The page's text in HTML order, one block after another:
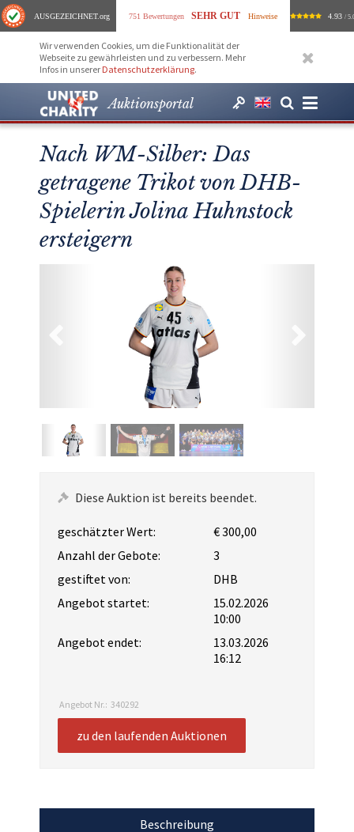
AUSGEZEICHNET.org 751 Bewertungen SEHR GUT Hinweise 4.93 /
Wir verwenden Cookies, um die Funktionalität der
Webseite zu gewährleisten und zu verbessern. Mehr
Infos in unserer Datenschutzerklärung.
Auktionsportal
Nach WM-Silber: Das
getragene Trikot von DHB-
Spielerin Jolina Huhnstock
ersteigern
Diese Auktion ist bereits beendet.
geschätzter Wert:
€ 300,00
Anzahl der Gebote:
3
gestiftet von:
DHB
Angebot startet:
15.02.2026
10:00
Angebot endet:
13.03.2026
16:12
Angebot Nr.: 340292
zu den laufenden Auktionen
Beschreibung